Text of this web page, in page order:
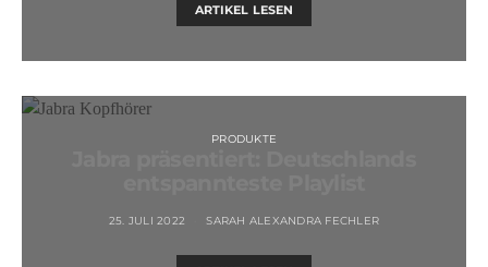
ARTIKEL LESEN
PRODUKTE
25. JULI 2022 SARAH ALEXANDRA FECHLER